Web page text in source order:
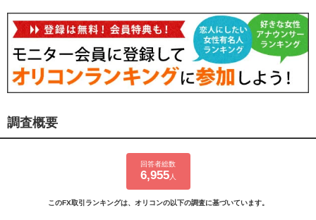
調査概要
回答者総数
6,955人
このFX取引ランキングは、オリコンの以下の調査に基づいています。